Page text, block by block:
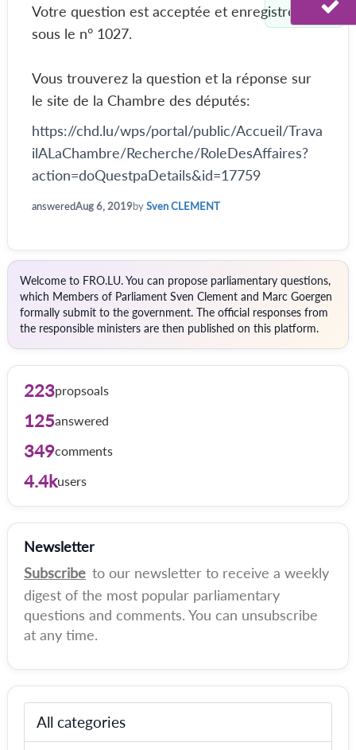
Votre question est acceptée et enregistrée
sous le n° 1027.
Vous trouverez la question et la réponse sur
le site de la Chambre des députés:
https://chd.lu/wps/portal/public/Accueil/Trava
ilALaChambre/Recherche/RoleDesAffaires?
action=doQuestpaDetails&id=17759
answeredAug 6, 2019bySven CLEMENT
Welcome to FRO.LU. You can propose parliamentary questions,
which Members of Parliament Sven Clement and Marc Goergen
formally submit to the government. The official responses from
the responsible ministers are then published on this platform.
223propsoals
125answered
349comments
4.4kusers
Newsletter
Subscribe to our newsletter to receive a weekly
digest of the most popular parliamentary
questions and comments. You can unsubscribe
at any time.
All categories